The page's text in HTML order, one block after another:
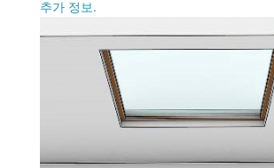
추가 정보.